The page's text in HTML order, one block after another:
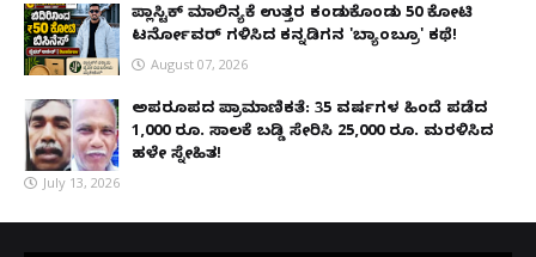
ಪ್ಲಾಸ್ಟಿಕ್ ಮಾಲಿನ್ಯಕ್ಕೆ ಉತ್ತರ ಕಂಡುಕೊಂಡು ₹50 ಕೋಟಿ
ಟರ್ನೋವರ್ ಗಳಿಸಿದ ಕನ್ನಡಿಗನ 'ಬ್ಯಾಂಬ್ರೂ' ಕಥೆ!
August 07, 2026
ಅಪರೂಪದ ಪ್ರಾಮಾಣಿಕತೆ: 35 ವರ್ಷಗಳ ಹಿಂದೆ ಪಡೆದ
1,000 ರೂ. ಸಾಲಕ್ಕೆ ಬಡ್ಡಿ ಸೇರಿಸಿ 25,000 ರೂ. ಮರಳಿಸಿದ
ಹಳೇ ಸ್ನೇಹಿತ!
July 13, 2026